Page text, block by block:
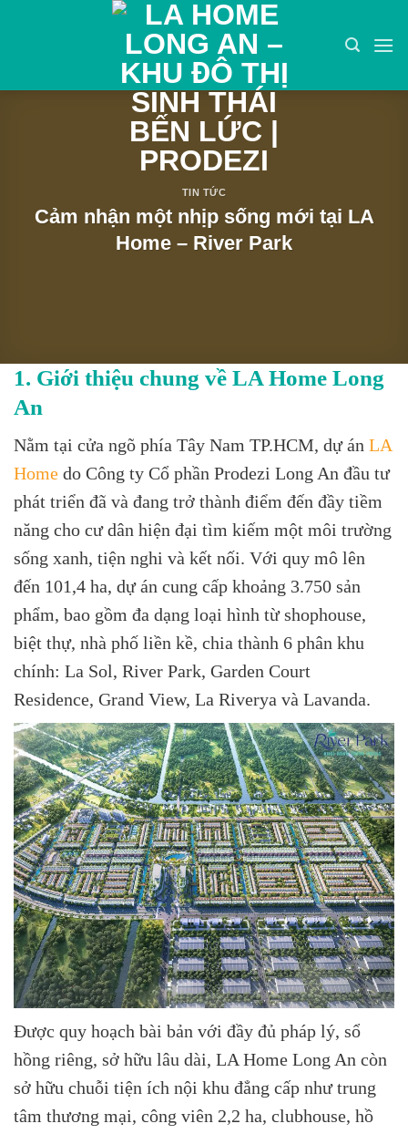
TIN TỨC
Cảm nhận một nhịp sống mới tại LA
Home – River Park
1. Giới thiệu chung về LA Home Long
An
Nằm tại cửa ngõ phía Tây Nam TP.HCM, dự án LA
Home do Công ty Cổ phần Prodezi Long An đầu tư
phát triển đã và đang trở thành điểm đến đầy tiềm
năng cho cư dân hiện đại tìm kiếm một môi trường
sống xanh, tiện nghi và kết nối. Với quy mô lên
đến 101,4 ha, dự án cung cấp khoảng 3.750 sản
phẩm, bao gồm đa dạng loại hình từ shophouse,
biệt thự, nhà phố liền kề, chia thành 6 phân khu
chính: La Sol, River Park, Garden Court
Residence, Grand View, La Riverya và Lavanda.
Được quy hoạch bài bản với đầy đủ pháp lý, sổ
hồng riêng, sở hữu lâu dài, LA Home Long An còn
sở hữu chuỗi tiện ích nội khu đẳng cấp như trung
tâm thương mại, công viên 2,2 ha, clubhouse, hồ